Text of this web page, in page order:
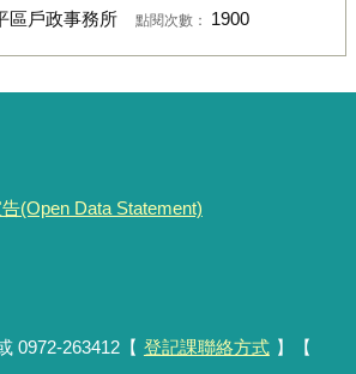
區戶政事務所 點閱次數： 1900
(Open Data Statement)
0972-263412【 登記課聯絡方式 】【